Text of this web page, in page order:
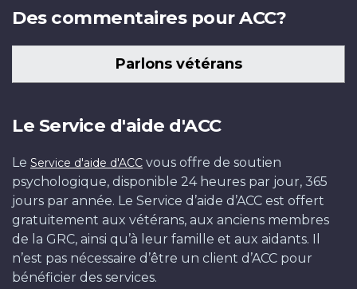
Des commentaires pour ACC?
Parlons vétérans
Le Service d'aide d'ACC
Le Service d'aide d'ACC vous offre de soutien
psychologique, disponible 24 heures par jour, 365
jours par année. Le Service d’aide d’ACC est offert
gratuitement aux vétérans, aux anciens membres
de la GRC, ainsi qu’à leur famille et aux aidants. Il
n’est pas nécessaire d’être un client d’ACC pour
bénéficier des services.